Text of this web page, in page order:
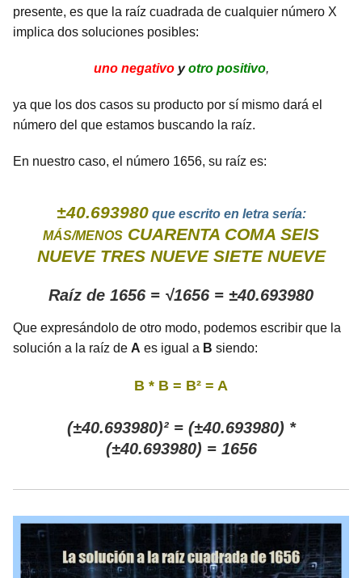
presente, es que la raíz cuadrada de cualquier número X
implica dos soluciones posibles:
uno negativoyotro positivo,
ya que los dos casos su producto por sí mismo dará el
número del que estamos buscando la raíz.
En nuestro caso, el número 1656, su raíz es:
±40.693980que escrito en letra sería:
MÁS/MENOS CUARENTA COMA SEIS
NUEVE TRES NUEVE SIETE NUEVE
Raíz de 1656 = √1656 = ±40.693980
Que expresándolo de otro modo, podemos escribir que la
solución a la raíz de A es igual a B siendo:
B * B = B² = A
(±40.693980)² = (±40.693980) *
(±40.693980) = 1656